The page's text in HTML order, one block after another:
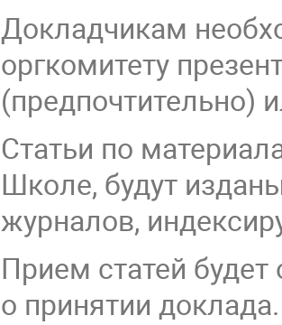
Докладчикам
оргкомитету
(предпочтительно)
Статьи по
Школе, будут
журналов,
Прием cтатей
о принятии